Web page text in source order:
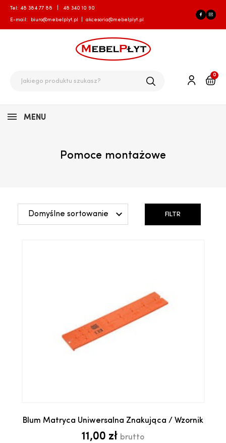
Tel: 48 384 77 88 48 340 10 90
E-mail: biuro@mebelplyt.pl akcesoria@mebelplyt.pl
0
MENU
Pomoce montażowe
Domyślne sortowanie  FILTR
Blum Matryca Uniwersalna Znakująca / Wzornik
11,00 zł brutto